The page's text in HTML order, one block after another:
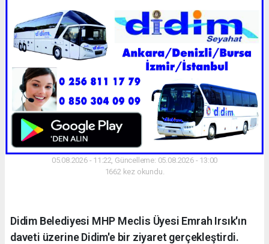
05.08.2026 - 11:22, Güncelleme: 05.08.2026 - 13:00
1662 kez okundu.
Didim Belediyesi MHP Meclis Üyesi Emrah Irsık'ın
daveti üzerine Didim'e bir ziyaret gerçekleştirdi.